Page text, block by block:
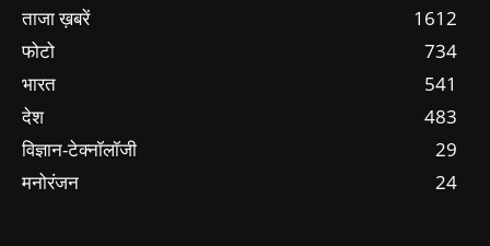
ताजा ख़बरें
1612
फोटो
734
भारत
541
देश
483
विज्ञान-टेक्नॉलॉजी
29
मनोरंजन
24